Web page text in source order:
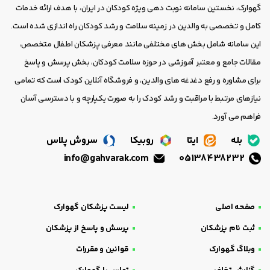
گهوارک، نخستین سامانه نوبت دهی ویژه کودکان در ایران، با هدف ارائه خدمات
کامل و تخصصی به والدین در زمینه سلامت و رشد کودکان راه اندازی شده است.
این سامانه شامل بخش های مختلفی مانند معرفی پزشکان اطفال متخصص،
مقالات جامع و معتبر آموزشی در حوزه سلامت کودکان، بخش پرسش و پاسخ
برای مشاوره و رفع دغدغه های والدین، و فروشگاه آنلاین کودک است که تمامی
نیازهای مرتبط با مراقبت و رشد کودک را به صورت یکپارچه و با دسترسی آسان
فراهم می آورد.
بله ایتا روبیکا
سروش پلاس
صفحه اصلی
لیست پزشکان گهوارک
ثبت نام پزشکان
پرسش و پاسخ از پزشکان
وبلاگ گهوارک
قوانین و مقررات